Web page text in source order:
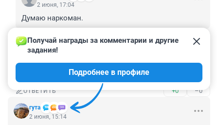
2 июня, 17:04
Думаю наркоман.
ОТВЕТИТЬ –2
Гость
Злоба и ненависть ко всему
ОТВЕТИТЬ +0 –0
гута
Получай награды за комментарии и другие
задания!
Подробнее в профиле
2 июня, 15:14